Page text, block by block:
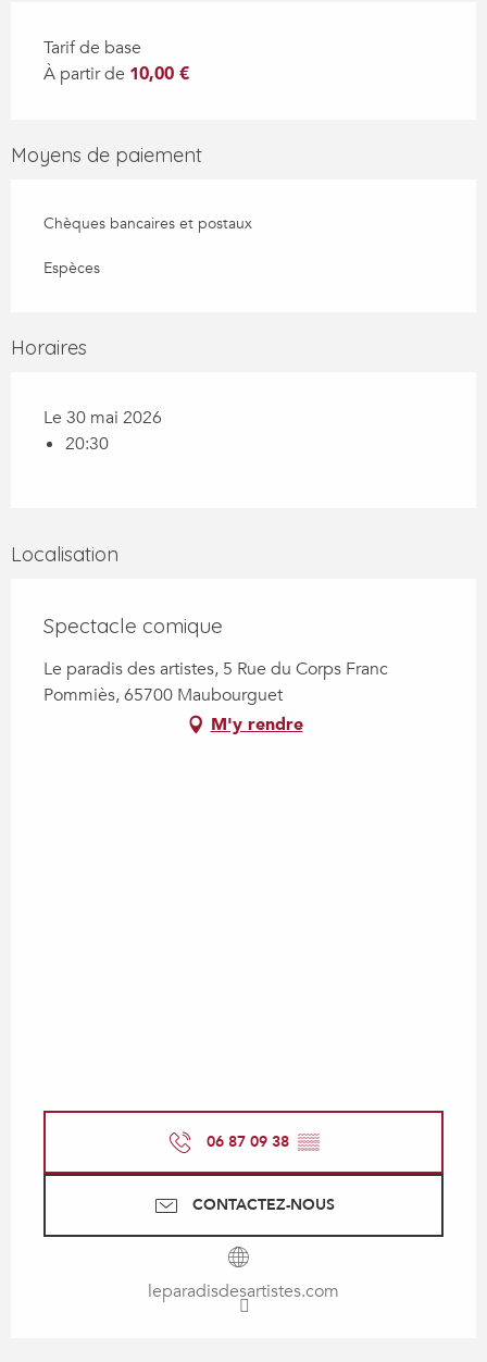
Tarif de base
À partir de 10,00 €
Moyens de paiement
Chèques bancaires et postaux
Espèces
Horaires
Le 30 mai 2026
20:30
Localisation
Spectacle comique
Le paradis des artistes, 5 Rue du Corps Franc
Pommiès, 65700 Maubourguet
M'y rendre
06 87 09 38 ▒▒
CONTACTEZ-NOUS
leparadisdesartistes.com